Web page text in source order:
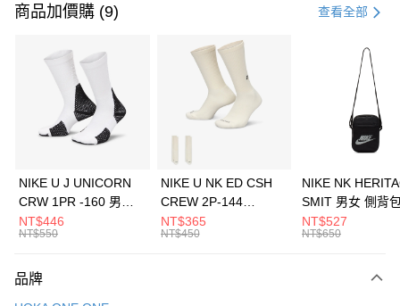
商品加價購 (9) 查看全部
NIKE U J UNICORN
CRW 1PR -160 男女
中統襪 FZ3393100
NT$446
NT$550
NIKE U NK ED CSH
CREW 2P-144
EMBRDY 男女 短統襪
FZ3073133
NT$365
NT$450
NIKE NK
SMIT 男女 側背
BA5871010
NT$527
NT$650
品牌